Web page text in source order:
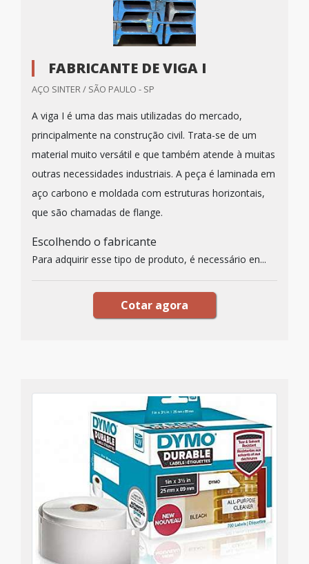
FABRICANTE DE VIGA I
AÇO SINTER / SÃO PAULO - SP
A viga I é uma das mais utilizadas do mercado,
principalmente na construção civil. Trata-se de um
material muito versátil e que também atende à muitas
outras necessidades industriais. A peça é laminada em
aço carbono e moldada com estruturas horizontais,
que são chamadas de flange.
Escolhendo o fabricante
Para adquirir esse tipo de produto, é necessário en...
Cotar agora